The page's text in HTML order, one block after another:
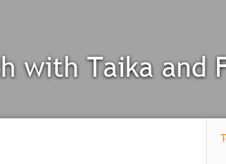
with Taika and